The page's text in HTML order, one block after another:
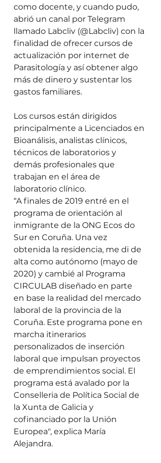
como docente, y cuando pudo,
abrió un canal por Telegram
llamado Labcliv (@Labcliv) con la
finalidad de ofrecer cursos de
actualización por internet de
Parasitología y así obtener algo
más de dinero y sustentar los
gastos familiares.
Los cursos están dirigidos
principalmente a Licenciados en
Bioanálisis, analistas clínicos,
técnicos de laboratorios y
demás profesionales que
trabajan en el área de
laboratorio clínico.
“A finales de 2019 entré en el
programa de orientación al
inmigrante de la ONG Ecos do
Sur en Coruña. Una vez
obtenida la residencia, me di de
alta como autónomo (mayo de
2020) y cambié al Programa
CIRCULAB diseñado en parte
en base la realidad del mercado
laboral de la provincia de la
Coruña. Este programa pone en
marcha itinerarios
personalizados de inserción
laboral que impulsan proyectos
de emprendimientos social. El
programa está avalado por la
Conselleria de Política Social de
la Xunta de Galicia y
cofinanciado por la Unión
Europea", explica María
Alejandra.